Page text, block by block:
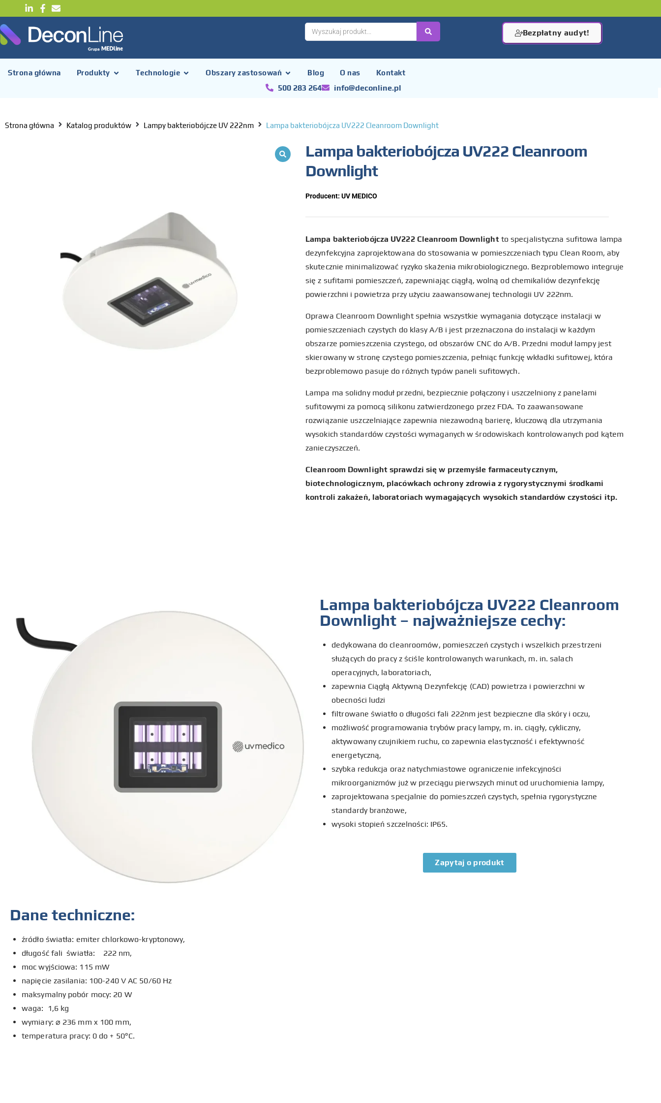
Bezpłatny audyt!
Strona główna Produkty Technologie Obszary zastosowań Blog O nas Kontakt
500 283 264 info@deconline.pl
Strona główna Katalog produktów Lampy bakteriobójcze UV 222nm Lampa bakteriobójcza UV222 Cleanroom Downlight
Lampa bakteriobójcza UV222 Cleanroom
Downlight
Producent:UV MEDICO
Lampa bakteriobójcza UV222 Cleanroom Downlightto specjalistyczna sufitowa lampa
dezynfekcyjna zaprojektowana do stosowania w pomieszczeniach typu Clean Room, aby
skutecznie minimalizować ryzyko skażenia mikrobiologicznego. Bezproblemowo integruje
się z sufitami pomieszczeń, zapewniając ciągłą, wolną od chemikaliów dezynfekcję
powierzchni i powietrza przy użyciu zaawansowanej technologii UV 222nm.
Oprawa Cleanroom Downlight spełnia wszystkie wymagania dotyczące instalacji w
pomieszczeniach czystych do klasy A/B i jest przeznaczona do instalacji w każdym
obszarze pomieszczenia czystego, od obszarów CNC do A/B. Przedni moduł lampy jest
skierowany w stronę czystego pomieszczenia, pełniąc funkcję wkładki sufitowej, która
bezproblemowo pasuje do różnych typów paneli sufitowych.
Lampa ma solidny moduł przedni, bezpiecznie połączony i uszczelniony z panelami
sufitowymi za pomocą silikonu zatwierdzonego przez FDA. To zaawansowane
rozwiązanie uszczelniające zapewnia niezawodną barierę, kluczową dla utrzymania
wysokich standardów czystości wymaganych w środowiskach kontrolowanych pod kątem
zanieczyszczeń.
Cleanroom Downlight sprawdzi się w przemyśle farmaceutycznym,
biotechnologicznym, placówkach ochrony zdrowia z rygorystycznymi środkami
kontroli zakażeń, laboratoriach wymagających wysokich standardów czystości itp.
Lampa bakteriobójcza UV222 Cleanroom
Downlight – najważniejsze cechy:
dedykowana do cleanroomów, pomieszczeń czystych i wszelkich przestrzeni
służących do pracy z ściśle kontrolowanych warunkach, m. in. salach
operacyjnych, laboratoriach,
zapewnia Ciągłą Aktywną Dezynfekcję (CAD) powietrza i powierzchni w
obecności ludzi
filtrowane światło o długości fali 222nm jest bezpieczne dla skóry i oczu,
możliwość programowania trybów pracy lampy, m. in. ciągły, cykliczny,
aktywowany czujnikiem ruchu, co zapewnia elastyczność i efektywność
energetyczną,
szybka redukcja oraz natychmiastowe ograniczenie infekcyjności
mikroorganizmów już w przeciągu pierwszych minut od uruchomienia lampy,
zaprojektowana specjalnie do pomieszczeń czystych, spełnia rygorystyczne
standardy branżowe,
wysoki stopień szczelności: IP65.
Zapytaj o produkt
Dane techniczne:
źródło światła: emiter chlorkowo-kryptonowy,
długość fali światła: 222 nm,
moc wyjściowa: 115 mW
napięcie zasilania: 100-240 V AC 50/60 Hz
maksymalny pobór mocy: 20 W
waga: 1,6 kg
wymiary: ⌀ 236 mm x 100 mm,
temperatura pracy: 0 do + 50°C.